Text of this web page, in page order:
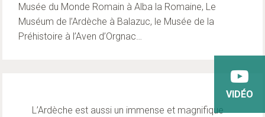
Musée du Monde Romain à Alba la Romaine, Le
Muséum de l’Ardèche à Balazuc, le Musée de la
Préhistoire à l’Aven d’Orgnac…
L’Ardèche est aussi un immense et magnifique
VIDÉO